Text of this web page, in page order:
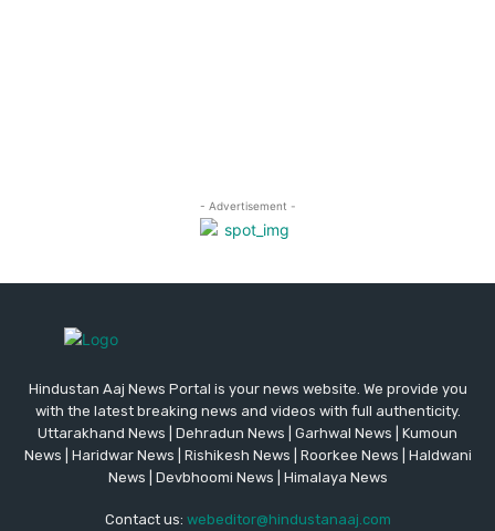
Hindustan Aaj News Portal is your news website. We provide you
with the latest breaking news and videos with full authenticity.
Uttarakhand News | Dehradun News | Garhwal News | Kumoun
News | Haridwar News | Rishikesh News | Roorkee News | Haldwani
News | Devbhoomi News | Himalaya News
Contact us: webeditor@hindustanaaj.com